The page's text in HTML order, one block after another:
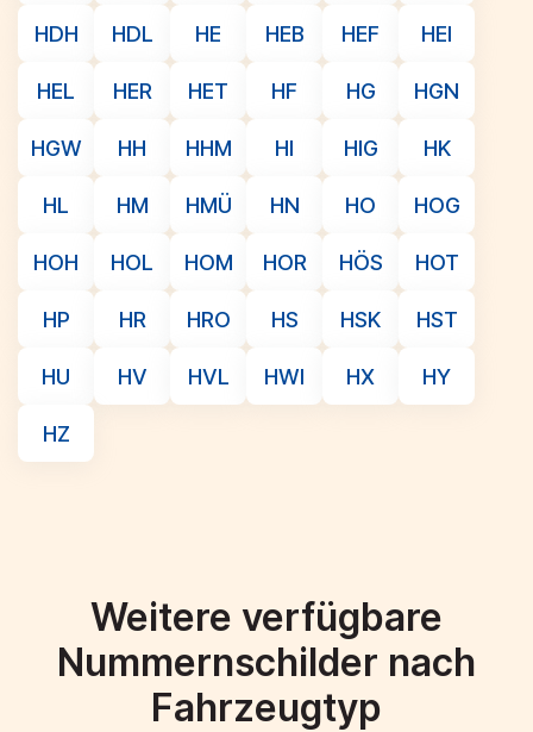
HDH HDL HE HEB HEF HEI
HEL HER HET HF HG HGN
HGW HH HHM HI HIG HK
HL HM HMÜ HN HO HOG
HOH HOL HOM HOR HÖS HOT
HP HR HRO HS HSK HST
HU HV HVL HWI HX HY
HZ
Weitere verfügbare
Nummernschilder nach
Fahrzeugtyp